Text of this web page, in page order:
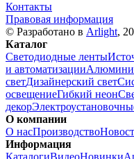
Контакты
Правовая информация
© Разработано в Arlight,
Каталог
Светодиодные ленты
и автоматизации
светДизайнерский свет
освещениеГибкий неон
декор
О компании
О насПроизводство
Информация